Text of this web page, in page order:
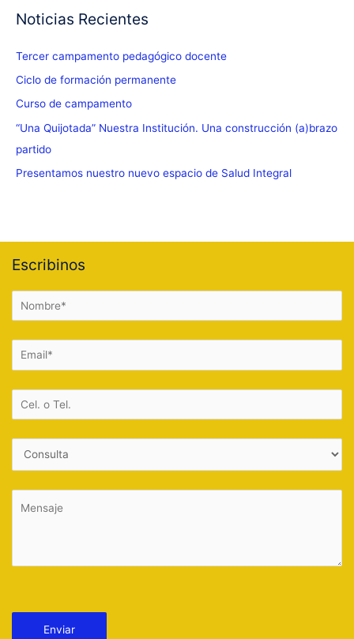
Noticias Recientes
Tercer campamento pedagógico docente
Ciclo de formación permanente
Curso de campamento
“Una Quijotada” Nuestra Institución. Una construcción (a)brazo
partido
Presentamos nuestro nuevo espacio de Salud Integral
Escribinos